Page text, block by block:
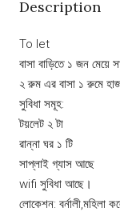
Description
To let
বাসা বাড়িতে ১ জন মেয়ে
২ রুম এর বাসা ১ রুমে
সুবিধা সমূহ:
টয়লেট ২ টা
রান্না ঘর ১ টি
সাপ্লাই গ্যাস আছে
wifi সুবিধা আছে।
লোকেশন: বর্নালী,মহিলা